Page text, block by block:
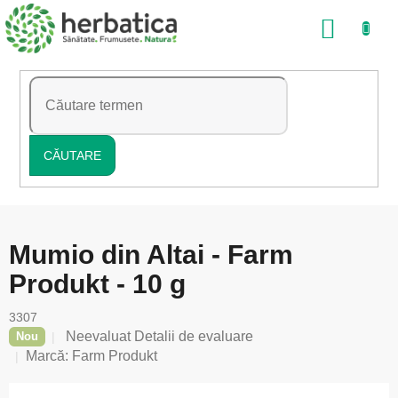
Treci
la
conținut
CĂUTARE
COŞ
Mumio din Altai - Farm
Produkt - 10 g
3307
Nou
Evaluarea
medie
Neevaluat Detalii de evaluare
Marcă: Farm Produkt